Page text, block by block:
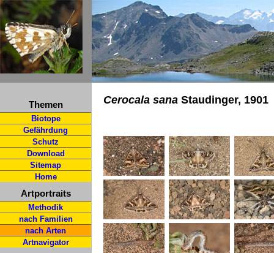
Themen
Biotope
Gefährdung
Schutz
Download
Sitemap
Home
Artportraits
Methodik
nach Familien
nach Arten
Artnavigator
Cerocala sana Staudinger, 1901